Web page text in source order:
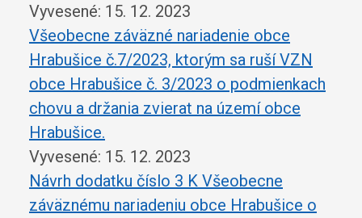
Vyvesené: 15. 12. 2023
Všeobecne záväzné nariadenie obce
Hrabušice č.7/2023, ktorým sa ruší VZN
obce Hrabušice č. 3/2023 o podmienkach
chovu a držania zvierat na území obce
Hrabušice.
Vyvesené: 15. 12. 2023
Návrh dodatku číslo 3 K Všeobecne
záväznému nariadeniu obce Hrabušice o